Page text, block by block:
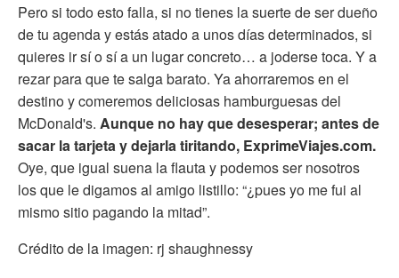
Pero si todo esto falla, si no tienes la suerte de ser dueño
de tu agenda y estás atado a unos días determinados, si
quieres ir sí o sí a un lugar concreto… a joderse toca. Y a
rezar para que te salga barato. Ya ahorraremos en el
destino y comeremos deliciosas hamburguesas del
McDonald's. Aunque no hay que desesperar; antes de
sacar la tarjeta y dejarla tiritando, ExprimeViajes.com.
Oye, que igual suena la flauta y podemos ser nosotros
los que le digamos al amigo listillo: “¿pues yo me fui al
mismo sitio pagando la mitad”.
Crédito de la imagen: rj shaughnessy